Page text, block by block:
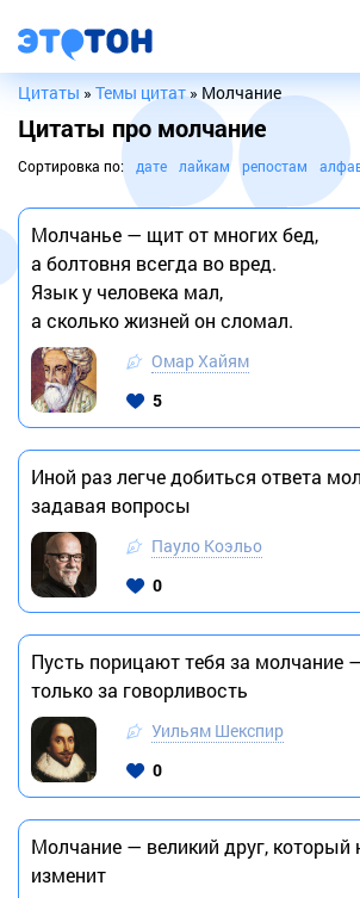
Цитаты » Темы цитат» Молчание
Цитаты про молчание
Сортировка по: дате лайкам репостам
Молчанье — щит от многих бед,
а болтовня всегда во вред.
Язык у человека мал,
а сколько жизней он сломал.
Омар Хайям
5
Иной раз легче добиться ответа
задавая вопросы
Пауло Коэльо
0
Пусть порицают тебя за молчание
только за говорливость
Уильям Шекспир
0
Молчание — великий друг, который
изменит